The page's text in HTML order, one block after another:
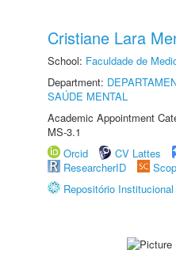
Cristiane Lara
School: Faculdade de
Department:
SAÚDE MENTAL
Academic Appointment
MS-3.1
Orcid
CV Lattes
ResearcherID
Repositório